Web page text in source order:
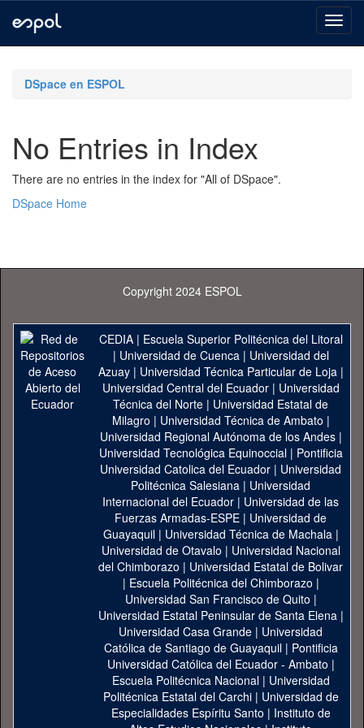
navigationDSpace en ESPOL
No Entries in Index
There are no entries in the index for "All of DSpace".
DSpace Home
Copyright 2024 ESPOL
CEDIA| Escuela Superior Politécnica del Litoral
| Universidad de Cuenca| Universidad del
Azuay| Universidad Técnica Particular de Loja|
Universidad Central del Ecuador| Universidad
Técnica del Norte | Universidad Estatal de
Milagro | Universidad Técnica de Ambato |
Universidad Regional Autónoma de los Andes|
Universidad Tecnológica Equinoccial| Pontificia
Universidad Catolica del Ecuador | Universidad
Politécnica Salesiana | Universidad
Internacional del Ecuador | Universidad de las
Fuerzas Armadas-ESPE | Universidad de
Guayaquil| Universidad Técnica de Machala|
Universidad de Otavalo | Universidad Nacional
del Chimborazo | Universidad Estatal de Bolivar
| Escuela Politécnica del Chimborazo |
Universidad San Francisco de Quito |
Universidad Estatal Peninsular de Santa Elena|
Universidad Casa Grande | Universidad
Católica de Santiago de Guayaquil| Pontificia
Universidad Católica del Ecuador - Ambato |
Escuela Politécnica Nacional| Universidad
Politécnica Estatal del Carchi| Universidad de
Especialidades Espíritu Santo | Instituto de